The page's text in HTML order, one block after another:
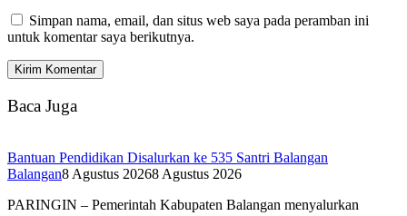
Simpan nama, email, dan situs web saya pada peramban ini
untuk komentar saya berikutnya.
Baca Juga
Bantuan Pendidikan Disalurkan ke 535 Santri Balangan
Balangan8 Agustus 20268 Agustus 2026
PARINGIN – Pemerintah Kabupaten Balangan menyalurkan